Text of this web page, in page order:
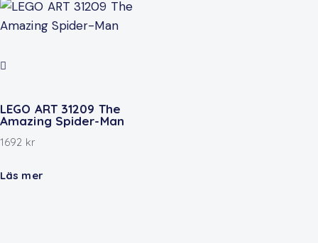
LEGO ART 31209 The
Amazing Spider-Man
1692 kr
Läs mer